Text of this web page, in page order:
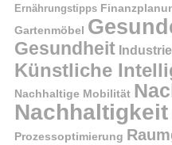
Ernährungstipps
Gartenmöbel
Gesundheit
Künstliche
Nachhaltige Mobilität
Nachhaltigkeit
Prozessoptimierung